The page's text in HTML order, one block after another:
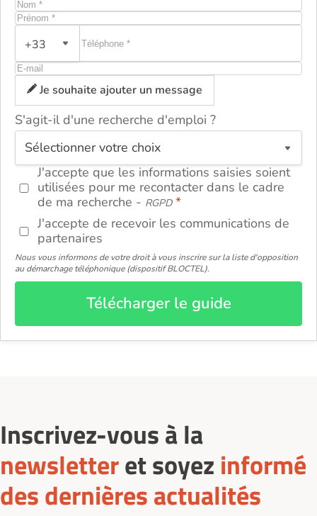
+33
Je souhaite ajouter un message
S'agit-il d'une recherche d'emploi ?
J'accepte que les informations saisies soient
utilisées pour me recontacter dans le cadre
de ma recherche - RGPD
J'accepte de recevoir les communications de
partenaires
Nous vous informons de votre droit à vous inscrire sur la liste d'opposition
au démarchage téléphonique (dispositif BLOCTEL).
Télécharger le guide
ou
Inscrivez-vous à la
newsletteret soyez informé
des dernières actualités